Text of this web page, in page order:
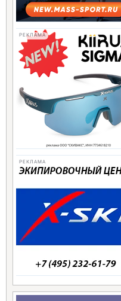
РЕКЛАМА
РЕКЛАМА